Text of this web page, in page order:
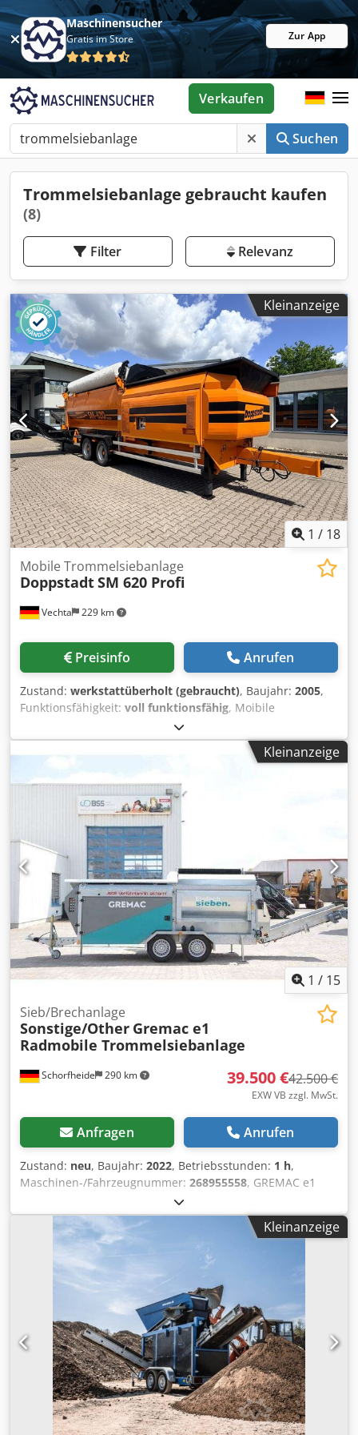
Maschinensucher
Gratis im Store Zur App
Suchen
Verkaufen
Trommelsiebanlage gebraucht kaufen
(8)
Filter Relevanz
Kleinanzeige
1 / 18
Vechta 229 km
Mobile Trommelsiebanlage
DoppstadtSM 620 Profi
Preisinfo Anrufen
Zustand: werkstattüberholt (gebraucht), Baujahr: 2005,
Funktionsfähigkeit: voll funktionsfähig, Moibile
Trommelsiebanlage DOPPSTADT SM 620 Profi.
Siebtrommellänge: 5,50 m Siebtrommeldurchmesser: 2,00
m Credpfxjznk E Do Adkof Siebtrommellochung: nach
Absprache
Kleinanzeige
1 / 15
Schorfheide 290 km
Sieb/Brechanlage
Sonstige/Other Gremac e1
Radmobile Trommelsiebanlage
39.500 €42.500 €
EXW VB zzgl. MwSt.
Anfragen Anrufen
Zustand: neu, Baujahr: 2022, Betriebsstunden: 1 h,
Maschinen-/Fahrzeugnummer: 268955558, GREMAC e1
Trommelsiebanlage Tandemfahrgestell / Achsen 2x kg (
zulässiges Gesamtgewicht) kg Leergewicht ohne Aggregat
Auflaufbremse Fahrzeugbeleuchtung nach StVzO TÜV
Abnahme Trommel Länge: mm Durchmesser: mm 4,0 kW
Elektroantrieb Geschwindigkeit mit Frequenzumrichter
einstellbar Mitnehmerschnecke einstellbare
Reinigungsbürste Bunker mit Förderband Gumigurt mit
Chevron Profil 0,75 kW Elektroantrieb Geschwindigkeit mit
Frequenzumrichter einstellbar Feinkornsammelband
Bewegliche Aufhängung Gummigurt in glatter Ausführung
Codpfx Adol Hbcfskerf 1,5 kW Elektroantrieb
Geschwindigkeit mit Frequenzumrichter einstellbar
Feinkornband Bewegliche Aufhängung Gummigurt mit
Chevron Profil 2,2 kW Elektroantrieb Geschwindigkeit mit
Kleinanzeige